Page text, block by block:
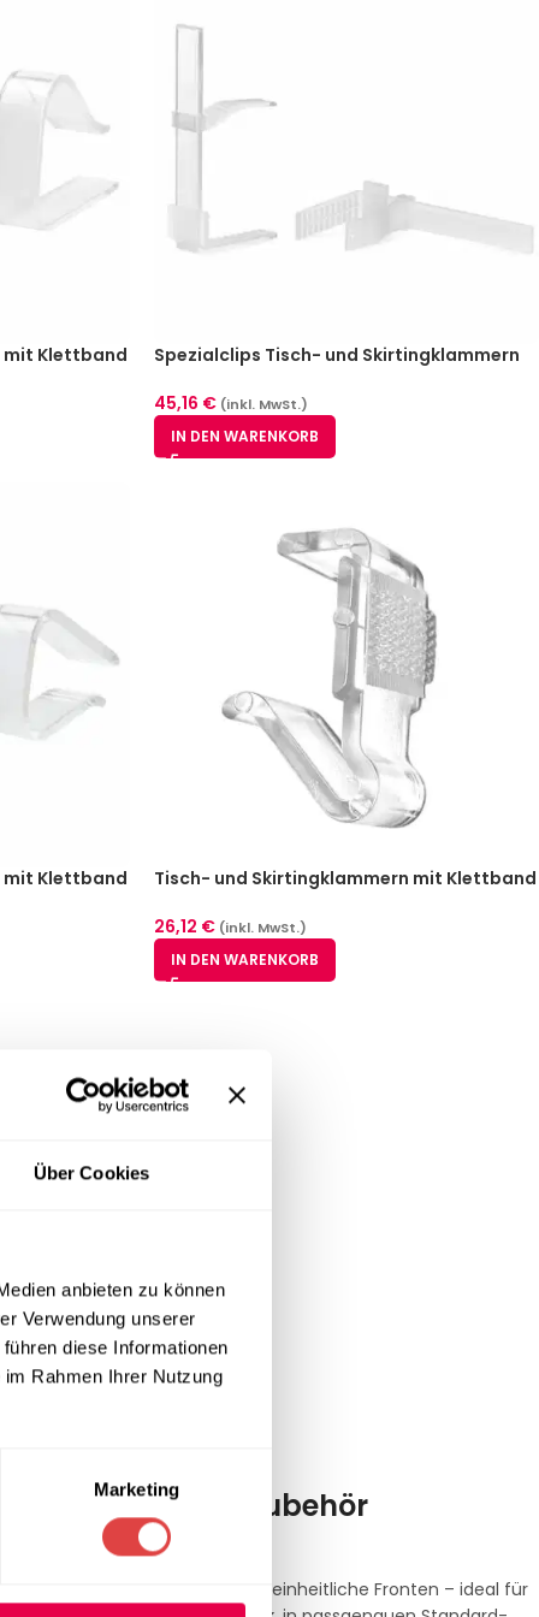
Über Cookies
anbieten zu können
Verwendung unserer
diese Informationen
Rahmen Ihrer Nutzung
Marketing
mit Klettband
Spezialclips Tisch- und Skirtingklammern
45,16 € (inkl. MwSt.)
IN DEN WARENKORB
mit Klettband
Tisch- und Skirtingklammern mit Klettband
21-25 mm
26,12 € (inkl. MwSt.)
IN DEN WARENKORB
Befestigungszubehör
Tischgestelle und schaffen einheitliche Fronten – ideal für